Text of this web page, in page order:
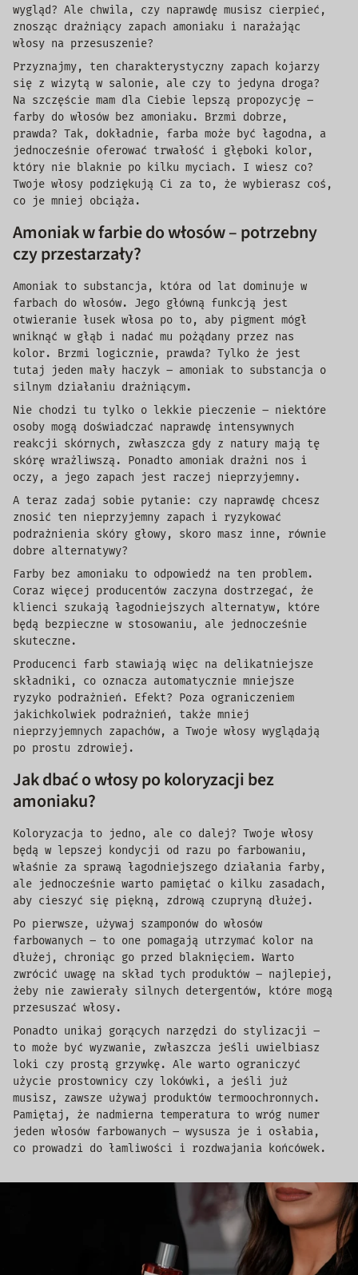
wygląd? Ale chwila, czy naprawdę musisz cierpieć,
znosząc drażniący zapach amoniaku i narażając
włosy na przesuszenie?
Przyznajmy, ten charakterystyczny zapach kojarzy
się z wizytą w salonie, ale czy to jedyna droga?
Na szczęście mam dla Ciebie lepszą propozycję –
farby do włosów bez amoniaku. Brzmi dobrze,
prawda? Tak, dokładnie, farba może być łagodna, a
jednocześnie oferować trwałość i głęboki kolor,
który nie blaknie po kilku myciach. I wiesz co?
Twoje włosy podziękują Ci za to, że wybierasz coś,
co je mniej obciąża.
Amoniak w farbie do włosów – potrzebny
czy przestarzały?
Amoniak to substancja, która od lat dominuje w
farbach do włosów. Jego główną funkcją jest
otwieranie łusek włosa po to, aby pigment mógł
wniknąć w głąb i nadać mu pożądany przez nas
kolor. Brzmi logicznie, prawda? Tylko że jest
tutaj jeden mały haczyk – amoniak to substancja o
silnym działaniu drażniącym.
Nie chodzi tu tylko o lekkie pieczenie – niektóre
osoby mogą doświadczać naprawdę intensywnych
reakcji skórnych, zwłaszcza gdy z natury mają tę
skórę wrażliwszą. Ponadto amoniak drażni nos i
oczy, a jego zapach jest raczej nieprzyjemny.
A teraz zadaj sobie pytanie: czy naprawdę chcesz
znosić ten nieprzyjemny zapach i ryzykować
podrażnienia skóry głowy, skoro masz inne, równie
dobre alternatywy?
Farby bez amoniaku to odpowiedź na ten problem.
Coraz więcej producentów zaczyna dostrzegać, że
klienci szukają łagodniejszych alternatyw, które
będą bezpieczne w stosowaniu, ale jednocześnie
skuteczne.
Producenci farb stawiają więc na delikatniejsze
składniki, co oznacza automatycznie mniejsze
ryzyko podrażnień. Efekt? Poza ograniczeniem
jakichkolwiek podrażnień, także mniej
nieprzyjemnych zapachów, a Twoje włosy wyglądają
po prostu zdrowiej.
Jak dbać o włosy po koloryzacji bez
amoniaku?
Koloryzacja to jedno, ale co dalej? Twoje włosy
będą w lepszej kondycji od razu po farbowaniu,
właśnie za sprawą łagodniejszego działania farby,
ale jednocześnie warto pamiętać o kilku zasadach,
aby cieszyć się piękną, zdrową czupryną dłużej.
Po pierwsze, używaj szamponów do włosów
farbowanych – to one pomagają utrzymać kolor na
dłużej, chroniąc go przed blaknięciem. Warto
zwrócić uwagę na skład tych produktów – najlepiej,
żeby nie zawierały silnych detergentów, które mogą
przesuszać włosy.
Ponadto unikaj gorących narzędzi do stylizacji –
to może być wyzwanie, zwłaszcza jeśli uwielbiasz
loki czy prostą grzywkę. Ale warto ograniczyć
użycie prostownicy czy lokówki, a jeśli już
musisz, zawsze używaj produktów termoochronnych.
Pamiętaj, że nadmierna temperatura to wróg numer
jeden włosów farbowanych – wysusza je i osłabia,
co prowadzi do łamliwości i rozdwajania końcówek.